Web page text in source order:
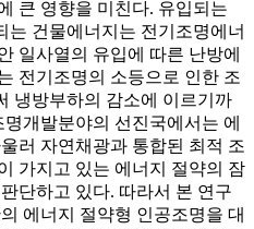
큰 영향을 미친다. 유입되는
는 건물에너지는 전기조명에너
일사열의 유입에 따른 난방에
전기조명의 소등으로 인한 조
냉방부하의 감소에 이르기까
개발분야의 선진국에서는 에
러 자연채광과 통합된 최적 조
가지고 있는 에너지 절약의 잠
단하고 있다. 따라서 본 연구
에너지 절약형 인공조명을 대